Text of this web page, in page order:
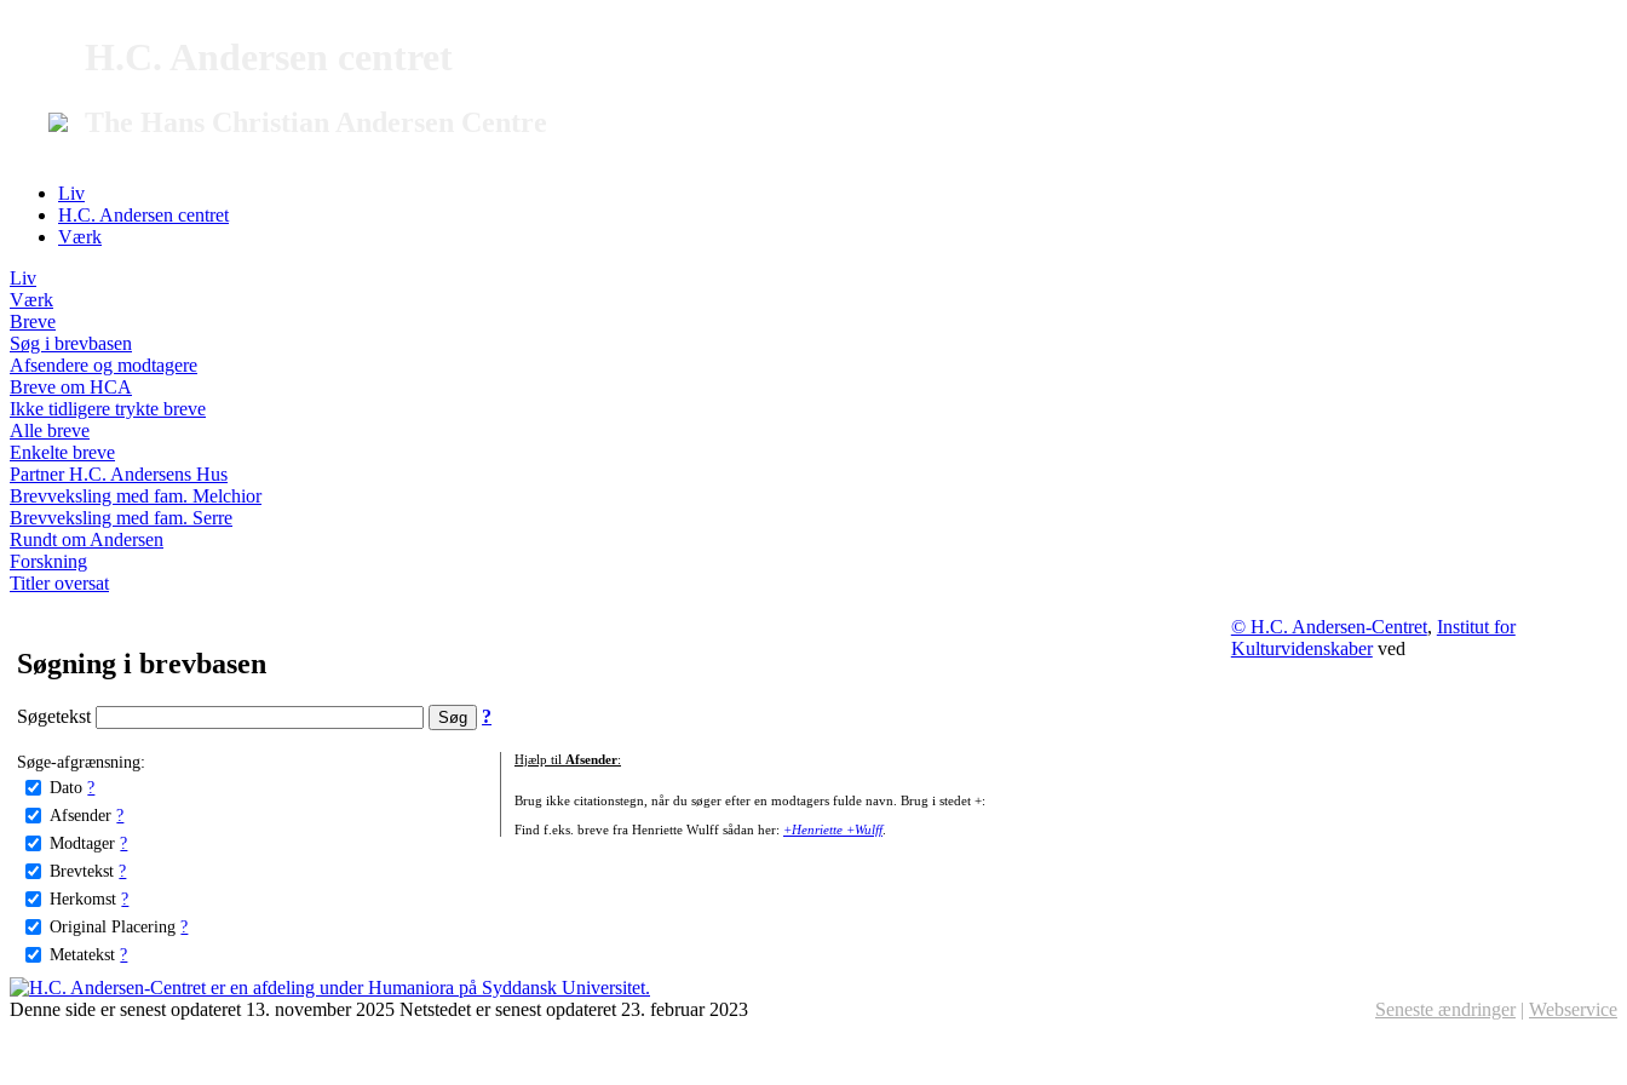
Liv
H.C. Andersen centret
Værk
Liv
Værk
Breve
Søg i brevbasen
Afsendere og modtagere
Breve om HCA
Ikke tidligere trykte breve
Alle breve
Enkelte breve
Partner H.C. Andersens Hus
Brevveksling med fam. Melchior
Brevveksling med fam. Serre
Rundt om Andersen
Forskning
Titler oversat
Søgning i brevbasen
Søgetekst ?
Søge-afgrænsning:
Dato ?
Afsender ?
Modtager ?
Brevtekst ?
Herkomst ?
Original Placering ?
Metatekst ?
Hjælp til Afsender:
Brug ikke citationstegn, når du søger efter en modtagers fulde navn. Brug i stedet +:
Find f.eks. breve fra Henriette Wulff sådan her: +Henriette +Wulff.
© H.C. Andersen-Centret, Institut for
Kulturvidenskaberved
Denne side er senest opdateret 13. november 2025 Netstedet er senest opdateret 23. februar 2023 Seneste ændringer | Webservice